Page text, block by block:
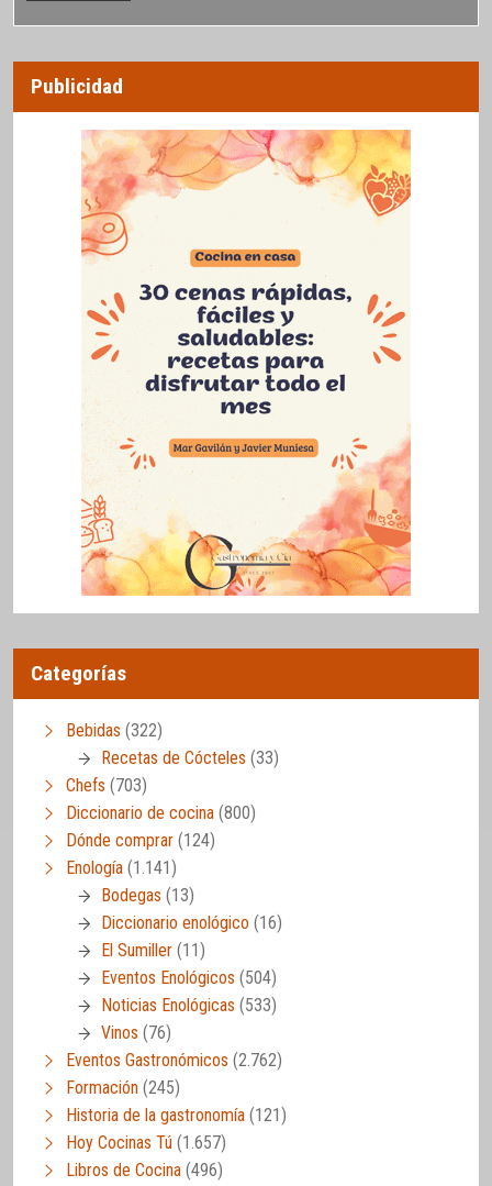
Publicidad
Categorías
Bebidas (322)
Recetas de Cócteles (33)
Chefs (703)
Diccionario de cocina (800)
Dónde comprar (124)
Enología (1.141)
Bodegas (13)
Diccionario enológico (16)
El Sumiller (11)
Eventos Enológicos (504)
Noticias Enológicas (533)
Vinos (76)
Eventos Gastronómicos (2.762)
Formación (245)
Historia de la gastronomía (121)
Hoy Cocinas Tú (1.657)
Libros de Cocina (496)